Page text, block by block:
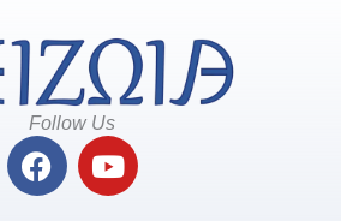
Follow Us
F
a
Y
o